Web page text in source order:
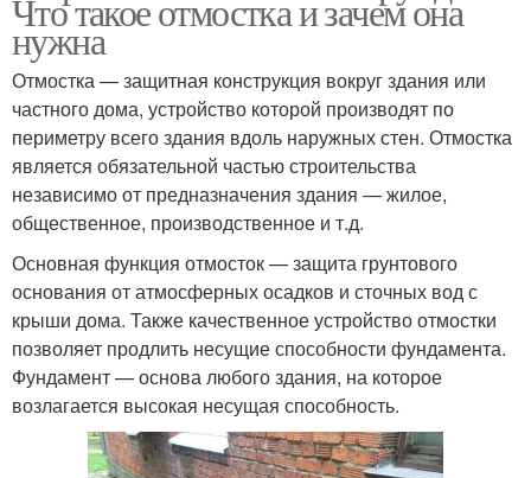
Что такое отмостка и зачем она
нужна
Отмостка — защитная конструкция вокруг здания или
частного дома, устройство которой производят по
периметру всего здания вдоль наружных стен. Отмостка
является обязательной частью строительства
независимо от предназначения здания — жилое,
общественное, производственное и т.д.
Основная функция отмосток — защита грунтового
основания от атмосферных осадков и сточных вод с
крыши дома. Также качественное устройство отмостки
позволяет продлить несущие способности фундамента.
Фундамент — основа любого здания, на которое
возлагается высокая несущая способность.